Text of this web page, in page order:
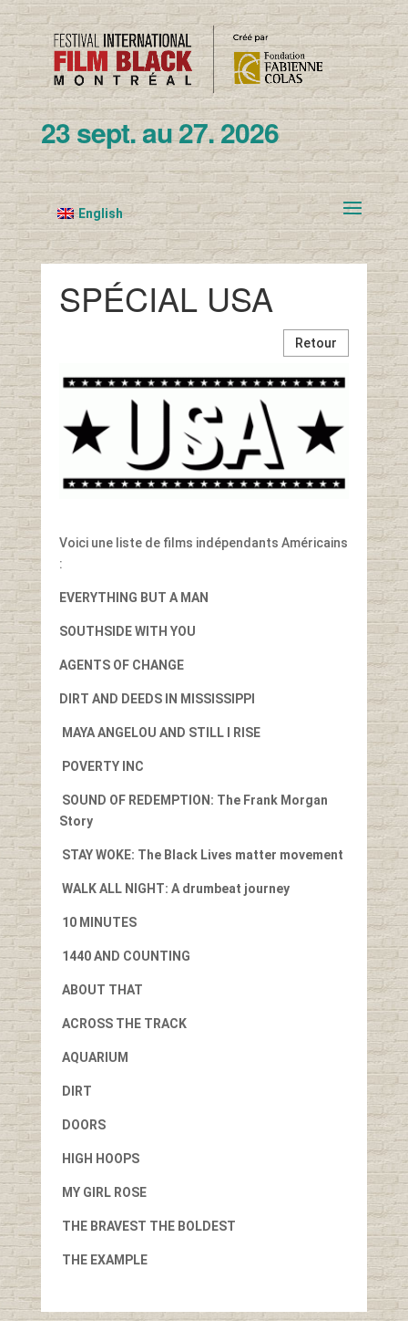
23 sept. au 27. 2026
English
SPÉCIAL USA
Retour
Voici une liste de films indépendants Américains
:
EVERYTHING BUT A MAN
SOUTHSIDE WITH YOU
AGENTS OF CHANGE
DIRT AND DEEDS IN MISSISSIPPI
MAYA ANGELOU AND STILL I RISE
POVERTY INC
SOUND OF REDEMPTION: The Frank Morgan
Story
STAY WOKE: The Black Lives matter movement
WALK ALL NIGHT: A drumbeat journey
10 MINUTES
1440 AND COUNTING
ABOUT THAT
ACROSS THE TRACK
AQUARIUM
DIRT
DOORS
HIGH HOOPS
MY GIRL ROSE
THE BRAVEST THE BOLDEST
THE EXAMPLE